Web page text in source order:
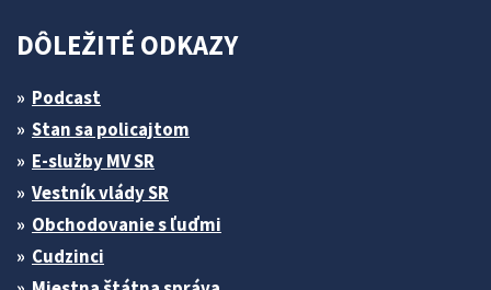
DÔLEŽITÉ ODKAZY
Podcast
Stan sa policajtom
E-služby MV SR
Vestník vlády SR
Obchodovanie s ľuďmi
Cudzinci